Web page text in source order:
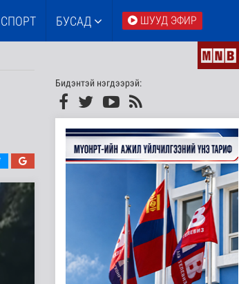
СПОРТ БУСАД ШУУД ЭФИР
Бидэнтэй нэгдээрэй: